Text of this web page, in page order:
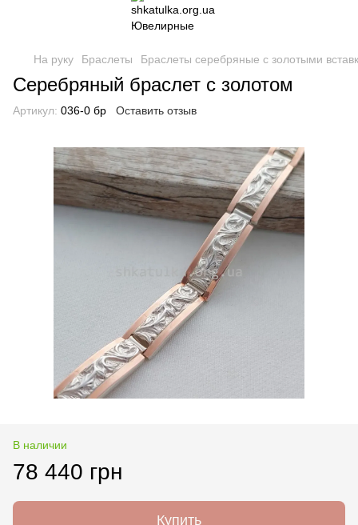
На руку Браслеты Браслеты серебряные с золотыми
Серебряный браслет с золотом
Артикул: 036-0 бр Оставить отзыв
В наличии
78 440 грн
Купить